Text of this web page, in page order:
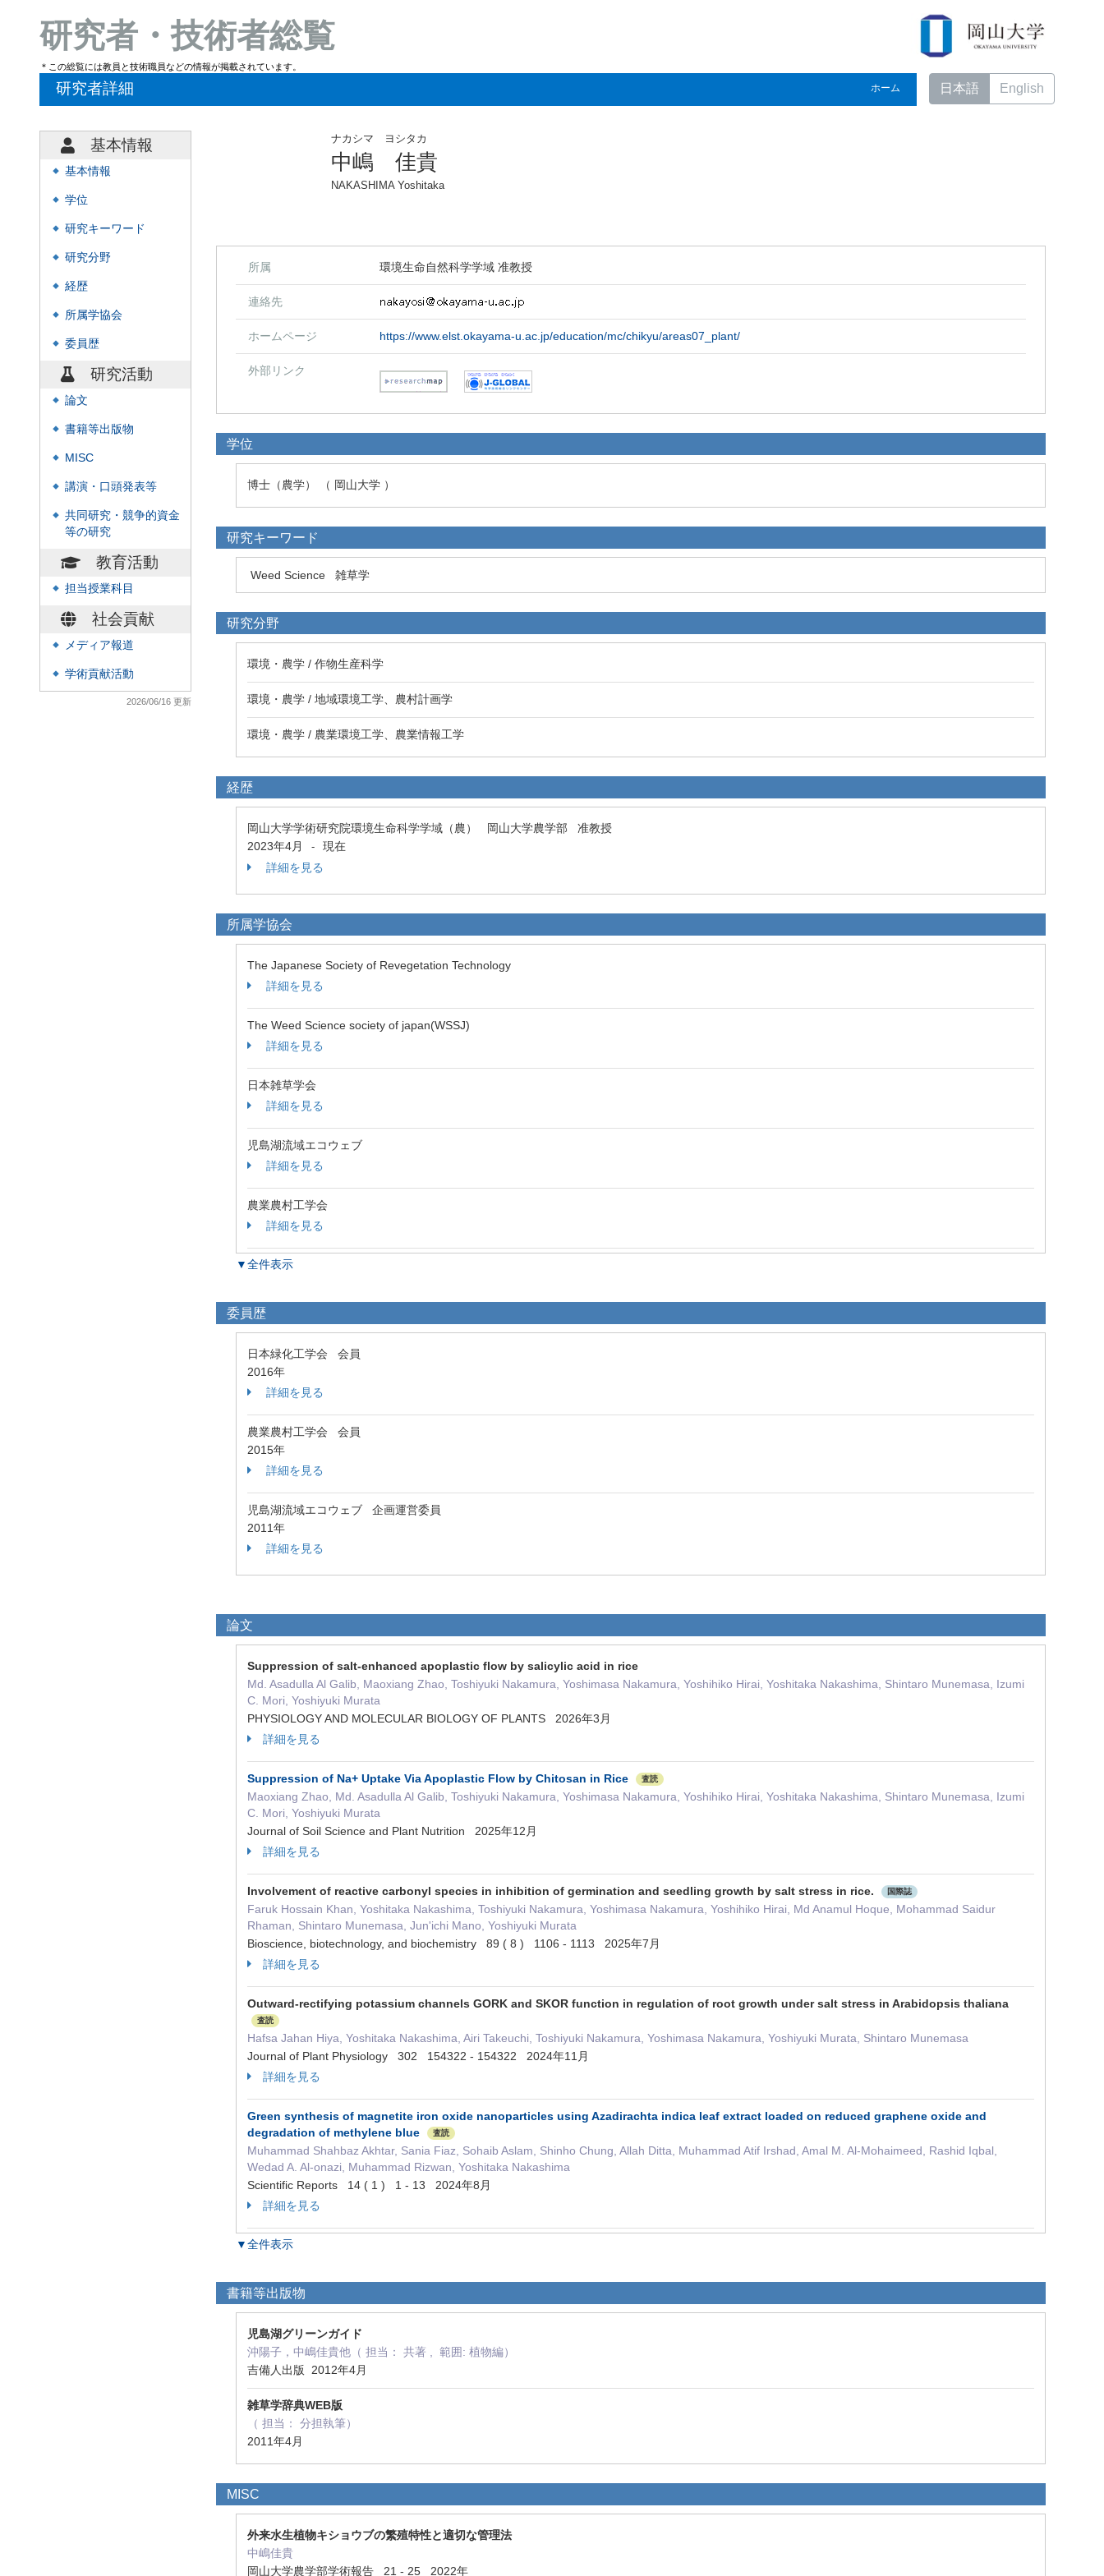
研究者・技術者総覧
＊この総覧には教員と技術職員などの情報が掲載されています。
研究者詳細 ホーム 日本語 English
基本情報
◆ 基本情報
◆ 学位
◆ 研究キーワード
◆ 研究分野
◆ 経歴
◆ 所属学協会
◆ 委員歴
研究活動
◆ 論文
◆ 書籍等出版物
◆ MISC
◆ 講演・口頭発表等
◆
共同研究・競争的資金
等の研究
教育活動
◆ 担当授業科目
社会貢献
◆ メディア報道
◆ 学術貢献活動
2026/06/16 更新
ナカシマ ヨシタカ
中嶋 佳貴
NAKASHIMA Yoshitaka
所属 環境生命自然科学学域 准教授
連絡先
ホームページ https://www.elst.okayama-u.ac.jp/education/mc/chikyu/areas07_plant/
外部リンク
学位
博士（農学） （ 岡山大学 ）
研究キーワード
Weed Science 雑草学
研究分野
環境・農学 / 作物生産科学
環境・農学 / 地域環境工学、農村計画学
環境・農学 / 農業環境工学、農業情報工学
経歴
岡山大学学術研究院環境生命科学学域（農） 岡山大学農学部 准教授
2023年4月
-
現在
詳細を見る
所属学協会
The Japanese Society of Revegetation Technology
詳細を見る
The Weed Science society of japan(WSSJ)
詳細を見る
日本雑草学会
詳細を見る
児島湖流域エコウェブ
詳細を見る
農業農村工学会
詳細を見る
▼全件表示
委員歴
日本緑化工学会 会員
2016年
詳細を見る
農業農村工学会 会員
2015年
詳細を見る
児島湖流域エコウェブ 企画運営委員
2011年
詳細を見る
論文
Suppression of salt-enhanced apoplastic flow by salicylic acid in rice
Md. Asadulla Al Galib, Maoxiang Zhao, Toshiyuki Nakamura, Yoshimasa Nakamura, Yoshihiko Hirai, Yoshitaka Nakashima, Shintaro Munemasa, Izumi
C. Mori, Yoshiyuki Murata
PHYSIOLOGY AND MOLECULAR BIOLOGY OF PLANTS 2026年3月
詳細を見る
Suppression of Na+ Uptake Via Apoplastic Flow by Chitosan in Rice 査読
Maoxiang Zhao, Md. Asadulla Al Galib, Toshiyuki Nakamura, Yoshimasa Nakamura, Yoshihiko Hirai, Yoshitaka Nakashima, Shintaro Munemasa, Izumi
C. Mori, Yoshiyuki Murata
Journal of Soil Science and Plant Nutrition 2025年12月
詳細を見る
Involvement of reactive carbonyl species in inhibition of germination and seedling growth by salt stress in rice. 国際誌
Faruk Hossain Khan, Yoshitaka Nakashima, Toshiyuki Nakamura, Yoshimasa Nakamura, Yoshihiko Hirai, Md Anamul Hoque, Mohammad Saidur
Rhaman, Shintaro Munemasa, Jun'ichi Mano, Yoshiyuki Murata
Bioscience, biotechnology, and biochemistry 89 ( 8 ) 1106 - 1113 2025年7月
詳細を見る
Outward-rectifying potassium channels GORK and SKOR function in regulation of root growth under salt stress in Arabidopsis thaliana
査読
Hafsa Jahan Hiya, Yoshitaka Nakashima, Airi Takeuchi, Toshiyuki Nakamura, Yoshimasa Nakamura, Yoshiyuki Murata, Shintaro Munemasa
Journal of Plant Physiology 302 154322 - 154322 2024年11月
詳細を見る
Green synthesis of magnetite iron oxide nanoparticles using Azadirachta indica leaf extract loaded on reduced graphene oxide and
degradation of methylene blue
査読
Muhammad Shahbaz Akhtar, Sania Fiaz, Sohaib Aslam, Shinho Chung, Allah Ditta, Muhammad Atif Irshad, Amal M. Al-Mohaimeed, Rashid Iqbal,
Wedad A. Al-onazi, Muhammad Rizwan, Yoshitaka Nakashima
Scientific Reports 14 ( 1 ) 1 - 13 2024年8月
詳細を見る
▼全件表示
書籍等出版物
児島湖グリーンガイド
沖陽子，中嶋佳貴他（ 担当： 共著 , 範囲: 植物編）
吉備人出版 2012年4月
雑草学辞典WEB版
（ 担当： 分担執筆）
2011年4月
MISC
外来水生植物キショウブの繁殖特性と適切な管理法
中嶋佳貴
岡山大学農学部学術報告 21 - 25 2022年